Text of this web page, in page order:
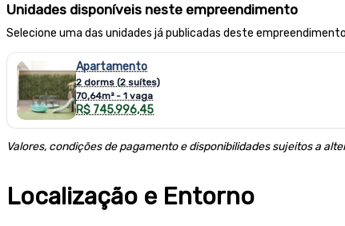
Unidades disponíveis neste empreendimento
Selecione uma das unidades já publicadas deste
Apartamento
2 dorms (2 suítes)
70,64m² - 1 vaga
R$ 745.996,45
Valores, condições de pagamento e disponibilidades sujeitos a
Localização e Entorno